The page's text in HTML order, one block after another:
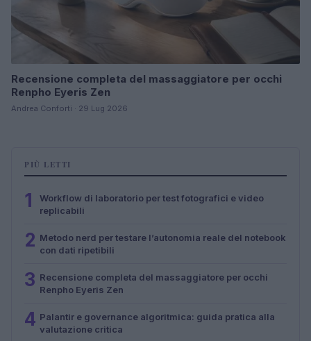
Recensione completa del massaggiatore per occhi
Renpho Eyeris Zen
Andrea Conforti · 29 Lug 2026
PIÙ LETTI
1
Workflow di laboratorio per test fotografici e video
replicabili
2 Metodo nerd per testare l’autonomia reale del notebook
con dati ripetibili
3 Recensione completa del massaggiatore per occhi
Renpho Eyeris Zen
4 Palantir e governance algoritmica: guida pratica alla
valutazione critica